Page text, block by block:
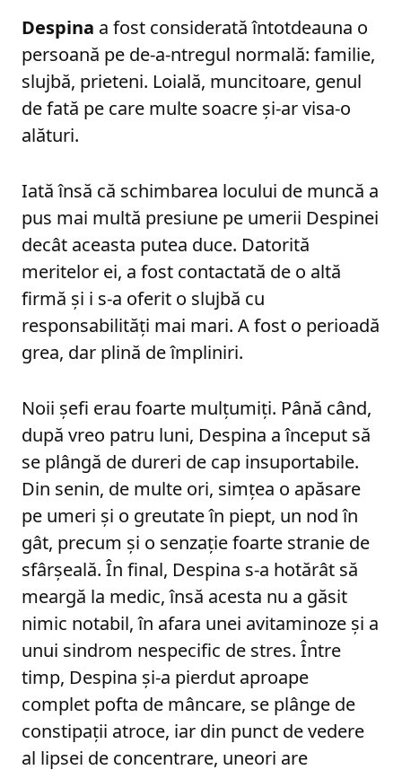
Despina a fost considerată întotdeauna o
persoană pe de-a-ntregul normală: familie,
slujbă, prieteni. Loială, muncitoare, genul
de fată pe care multe soacre și-ar visa-o
alături.
Iată însă că schimbarea locului de muncă a
pus mai multă presiune pe umerii Despinei
decât aceasta putea duce. Datorită
meritelor ei, a fost contactată de o altă
firmă și i s-a oferit o slujbă cu
responsabilități mai mari. A fost o perioadă
grea, dar plină de împliniri.
Noii șefi erau foarte mulțumiți. Până când,
după vreo patru luni, Despina a început să
se plângă de dureri de cap insuportabile.
Din senin, de multe ori, simțea o apăsare
pe umeri și o greutate în piept, un nod în
gât, precum și o senzație foarte stranie de
sfârșeală. În final, Despina s-a hotărât să
meargă la medic, însă acesta nu a găsit
nimic notabil, în afara unei avitaminoze și a
unui sindrom nespecific de stres. Între
timp, Despina și-a pierdut aproape
complet pofta de mâncare, se plânge de
constipații atroce, iar din punct de vedere
al lipsei de concentrare, uneori are